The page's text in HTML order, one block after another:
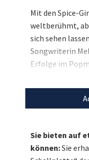
Mit den Spice-
weltberühmt,
sich sehen
Songwriterin
Erfolge im
Eine ihrer
nun
Schallplatte der
Sie bieten auf
können:Sie